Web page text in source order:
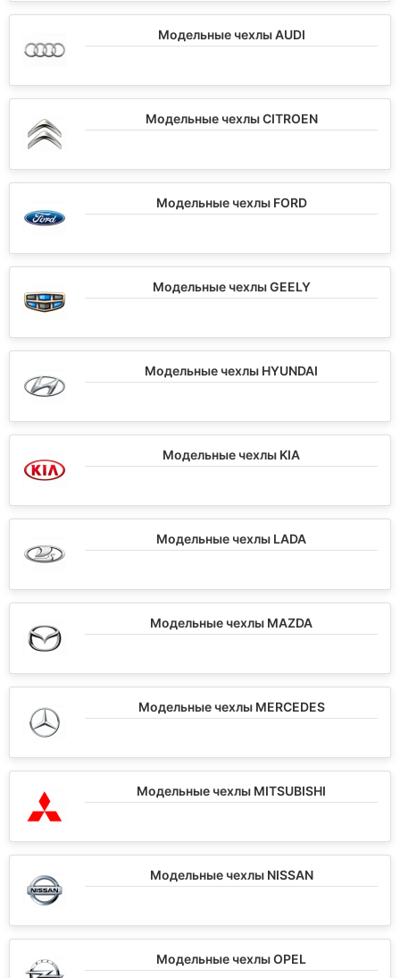
Модельные чехлы AUDI
Модельные чехлы CITROEN
Модельные чехлы FORD
Модельные чехлы GEELY
Модельные чехлы HYUNDAI
Модельные чехлы KIA
Модельные чехлы LADA
Модельные чехлы MAZDA
Модельные чехлы MERCEDES
Модельные чехлы MITSUBISHI
Модельные чехлы NISSAN
Модельные чехлы OPEL